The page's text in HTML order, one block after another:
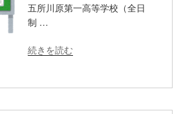
五所川原第一高等学校（全日
制 …
“進
よ
り
続きを読む